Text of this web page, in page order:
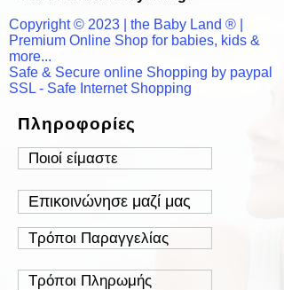
Copyright © 2023 | the Baby Land ® |
Premium Online Shop for babies, kids &
more...
Safe & Secure online Shopping by paypal
SSL - Safe Internet Shopping
Πληροφορίες
Ποιοί είμαστε
Επικοινώνησε μαζί μας
Τρόποι Παραγγελίας
Τρόποι Πληρωμής